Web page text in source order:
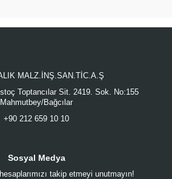
MALZ.İNŞ.SAN.TİC.A.Ş
Toptancılar Sit. 2419. Sok. No:155
Mahmutbey/Bağcılar
+90 212 659 10 10
Sosyal Medya
takip etmeyi unutmayın!